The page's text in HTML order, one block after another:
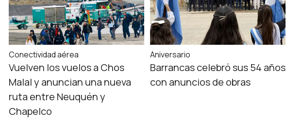
Conectividad aérea
Vuelven los vuelos a Chos
Malal y anuncian una nueva
ruta entre Neuquén y
Chapelco
Aniversario
Barrancas celebró sus 54 años
con anuncios de obras